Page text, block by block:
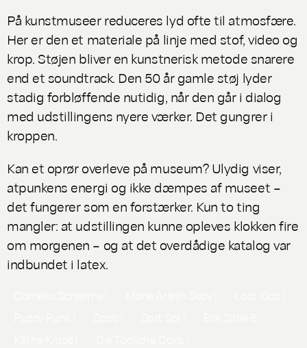
På kunstmuseer reduceres lyd ofte til atmosfære.
Her er den et materiale på linje med stof, video og
krop. Støjen bliver en kunstnerisk metode snarere
end et soundtrack. Den 50 år gamle støj lyder
stadig forbløffende nutidig, når den går i dialog
med udstillingens nyere værker. Det gungrer i
kroppen.
Kan et oprør overleve på museum?Ulydig viser,
atpunkens energi og ikke dæmpes af museet –
det fungerer som en forstærker. Kun to ting
mangler: at udstillingen kunne opleves klokken fire
om morgenen – og at det overdådige katalog var
indbundet i latex.